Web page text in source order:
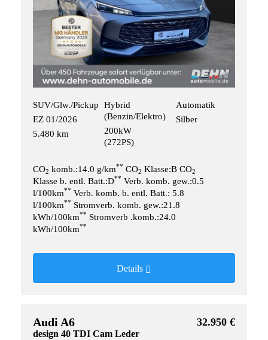
SUV/Glw./Pickup
EZ 01/2026
5.480 km
Hybrid
(Benzin/Elektro)
200kW
(272PS)
Automatik
Silber
CO2 komb.:14.0 g/km** CO2 Klasse:B CO2
Klasse b. entl. Batt.:D** Verb. komb. gew.:0.5
l/100km** Verb. komb. b. entl. Batt.: 5.8
l/100km** Stromverb. komb. gew.:21.8
kWh/100km** Stromverb .komb.:24.0
kWh/100km**
Details
Audi A6
design 40 TDI Cam Leder
32.950 €